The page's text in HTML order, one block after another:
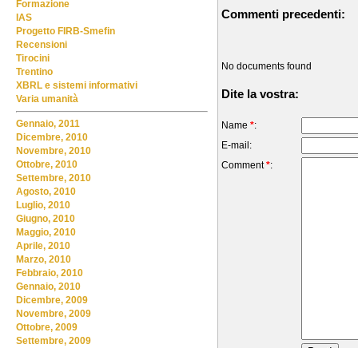
Commenti precedenti:
No documents found
Dite la vostra:
Name *:
E-mail:
Comment*:
Formazione
IAS
Progetto FIRB-Smefin
Recensioni
Tirocini
Trentino
XBRL e sistemi informativi
Varia umanità
Gennaio, 2011
Dicembre, 2010
Novembre, 2010
Ottobre, 2010
Settembre, 2010
Agosto, 2010
Luglio, 2010
Giugno, 2010
Maggio, 2010
Aprile, 2010
Marzo, 2010
Febbraio, 2010
Gennaio, 2010
Dicembre, 2009
Novembre, 2009
Ottobre, 2009
Settembre, 2009